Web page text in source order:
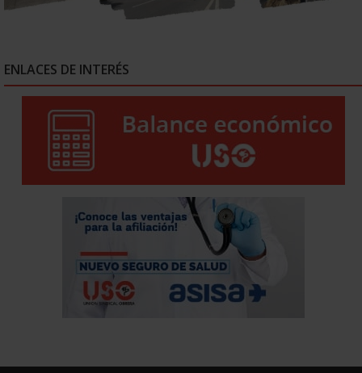
ENLACES DE INTERÉS